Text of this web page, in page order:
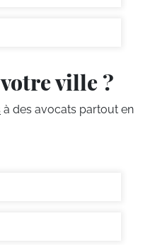
ville ?
à des avocats partout en